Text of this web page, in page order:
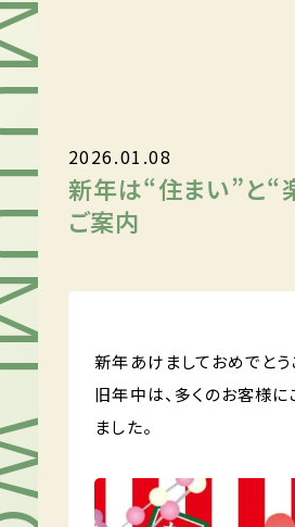
2026.01.08
新年は“住まい”と“
ご案内
新年あけましておめでとう
旧年中は、多くのお客様
ました。